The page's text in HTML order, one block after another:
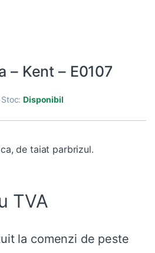
– Kent – E0107
Stoc:Disponibil
de taiat parbrizul.
TVA
la comenzi de peste